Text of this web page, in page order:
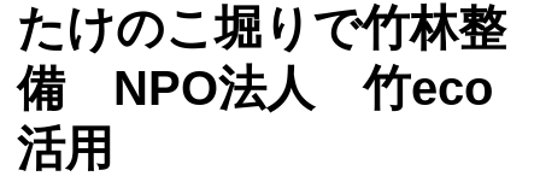
たけのこ堀りで竹林整
備 NPO法人 竹eco
活用